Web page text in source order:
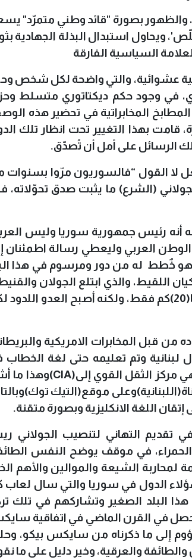
والظهور بصورة "قائد وطني متمرّد"
ويحاول استبدال البذلة الجهادية
السياسية الفارقة
عشوائية، والتي واضحة لكل شخص
في وجود حكم ديكتاتوري متسلط
المخابراتية في تحضير هذه
بهذا التغيير تحت انظار تلك
الرسائل على أمل أن تُصدّق.
لا القول “فالسوريون مرّوا بسنوات
(الشرع) ما يثبت صدق تحوّلاته،
أنه رئيس جمهورية سوريا وليس
العربي وليعطي رسالة اطمئنان
هو خٌطط له من دور ومرسوم في هذا
اللقيط، والذي ابتلع الجولان
وجبل الشيخ والذي أصبح على مشارف دمشق والذي يبعد عنها(20)كم فقط، ولكنه أصبح العدو
قبل المخابرات الامريكية
وتم تعليمه حتى لغة الخطاب
مركز الثقل القوي إلى(CIA)وهذا ما
موقع(التيك
اللغة الانكليزية وبصورة متقنة.
تقديم التهاني لتنصيب الجولاني
الحمراء، في موقف يوضح النفس
الشيعة والموالين والأهم
الدول في سوريا والتي سال لعاب
البلد الصغير وتشاركهم في تلك
حصل في القرن الماضي في اتفاقية
إلى ما ذكرناه من سايكس بيكو،
والعرقية، وخير دليل على ما